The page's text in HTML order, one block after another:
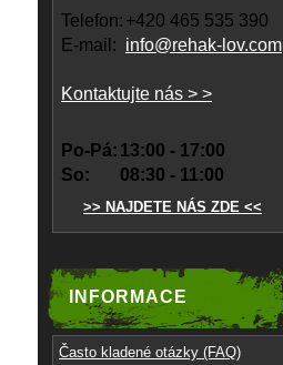
Telefon: +420 465 535 390
E-mail: info@rehak-lov.com
Kontaktujte nás > >
Po-Pá: 13:00 - 17:00
So:
08:30 - 11:00
>> NAJDETE NÁS ZDE <<
INFORMACE
Často kladené otázky (FAQ)